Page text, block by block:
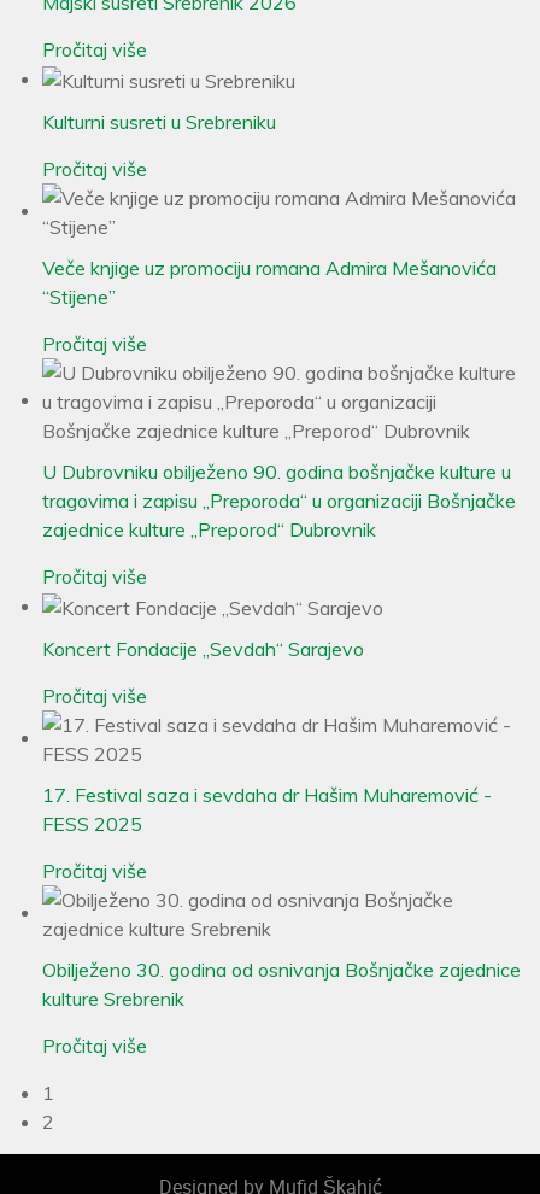
Pročitaj više
Kulturni susreti u Srebreniku
Pročitaj više
Veče knjige uz promociju romana Admira Mešanovića
“Stijene”
Pročitaj više
U Dubrovniku obilježeno 90. godina bošnjačke kulture u
tragovima i zapisu „Preporoda“ u organizaciji Bošnjačke
zajednice kulture „Preporod“ Dubrovnik
Pročitaj više
Koncert Fondacije „Sevdah“ Sarajevo
Pročitaj više
17. Festival saza i sevdaha dr Hašim Muharemović -
FESS 2025
Pročitaj više
Obilježeno 30. godina od osnivanja Bošnjačke zajednice
kulture Srebrenik
Pročitaj više
1
2
Designed by Mufid Škahić